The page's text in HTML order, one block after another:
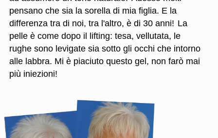
pensano che sia la sorella di mia figlia. E la
differenza tra di noi, tra l'altro, è di 30 anni! La
pelle è come dopo il lifting: tesa, vellutata, le
rughe sono levigate sia sotto gli occhi che intorno
alle labbra. Mi è piaciuto questo gel, non farò mai
più iniezioni!